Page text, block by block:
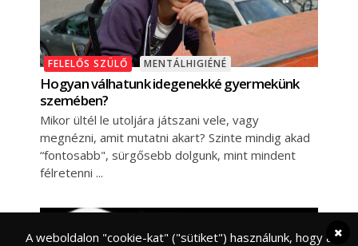
FELELŐS SZÜLŐ MENTÁLHIGIÉNÉ
Hogyan válhatunk idegenekké gyermekünk
szemében?
Mikor ültél le utoljára játszani vele, vagy
megnézni, amit mutatni akart? Szinte mindig akad
“fontosabb", sürgősebb dolgunk, mint mindent
félretenni
A weboldalon "cookie-kat" ("sütiket") használunk, hogy a